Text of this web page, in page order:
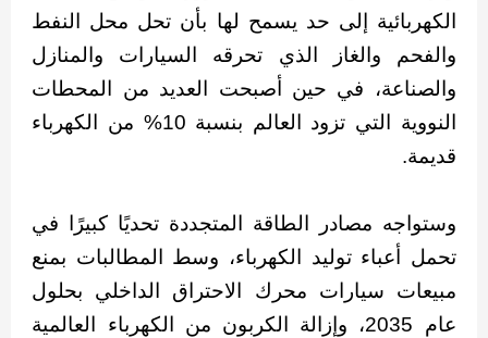
الكهربائية إلى حد يسمح لها بأن تحل محل النفط
والفحم والغاز الذي تحرقه السيارات والمنازل
والصناعة، في حين أصبحت العديد من المحطات
النووية التي تزود العالم بنسبة 10% من الكهرباء
قديمة.
وستواجه مصادر الطاقة المتجددة تحديًا كبيرًا في
تحمل أعباء توليد الكهرباء، وسط المطالبات بمنع
مبيعات سيارات محرك الاحتراق الداخلي بحلول
عام 2035، وإزالة الكربون من الكهرباء العالمية